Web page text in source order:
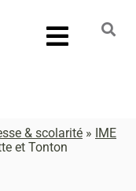
& scolarité » IME
et Tonton